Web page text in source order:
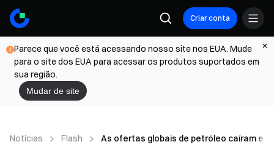
Criar conta
Parece que você está acessando nosso site nos EUA. Mude
para o site dos EUA para acessar os produtos suportados em
sua região.
Mudar de site
Notícias Flash As ofertas globais de petróleo caíram em